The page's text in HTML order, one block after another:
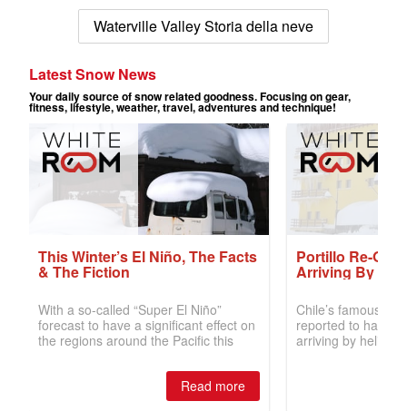
Waterville Valley Storia della neve